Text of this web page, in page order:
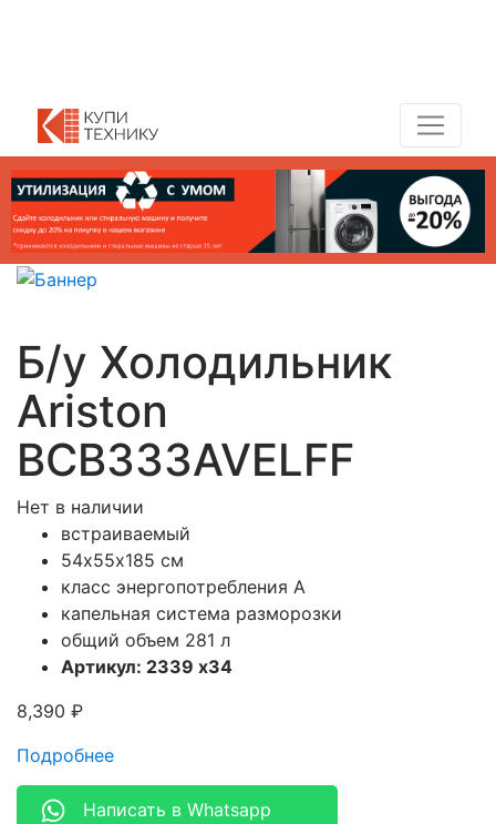
Б/у Холодильник
Ariston
BCB333AVELFF
Нет в наличии
встраиваемый
54х55х185 см
класс энергопотребления A
капельная система разморозки
общий объем 281 л
Артикул: 2339 x34
8,390 ₽
Подробнее
Написать в Whatsapp